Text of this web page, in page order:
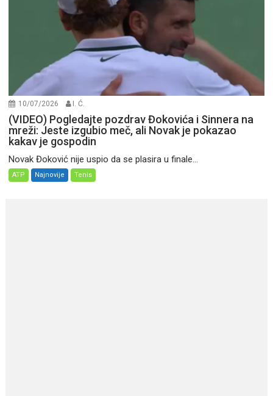
10/07/2026 I. Ć.
(VIDEO) Pogledajte pozdrav Đokovića i Sinnera na
mreži: Jeste izgubio meč, ali Novak je pokazao
kakav je gospodin
Novak Đoković nije uspio da se plasira u finale...
ATP Najnovije Tenis